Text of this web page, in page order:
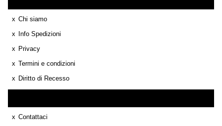
Chi siamo
Info Spedizioni
Privacy
Termini e condizioni
Diritto di Recesso
Contattaci